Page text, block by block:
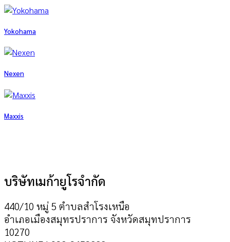
Yokohama
Nexen
Maxxis
บริษัทเมก้ายูโรจำกัด
440/10 หมู่ 5 ตำบลสำโรงเหนือ
อำเภอเมืองสมุทรปราการ จังหวัดสมุทปราการ
10270